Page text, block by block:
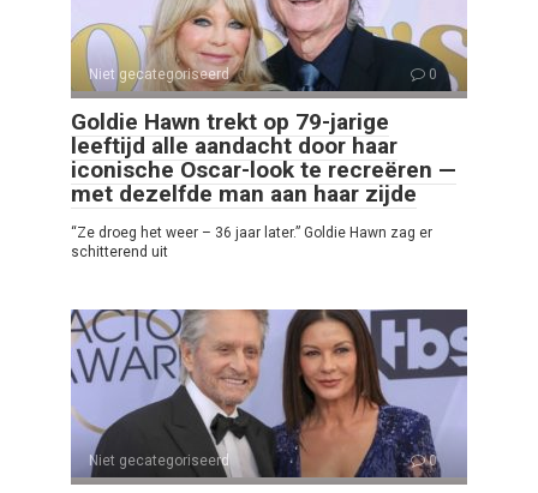
Niet gecategoriseerd 0
Goldie Hawn trekt op 79-jarige
leeftijd alle aandacht door haar
iconische Oscar-look te recreëren —
met dezelfde man aan haar zijde
“Ze droeg het weer – 36 jaar later.” Goldie Hawn zag er
schitterend uit
Niet gecategoriseerd 0